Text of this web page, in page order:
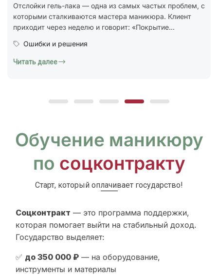
Ногтевой сервис. Карты типовых технологических
процессов. Общие...
Юридическая грамотность
Обучение маникюру
по соцконтракту
Старт, который оплачивает государство!
Соцконтракт — это программа поддержки,
которая помогает выйти на стабильный доход.
Государство выделяет:
✅ до 350 000 ₽ — на оборудование,
инструменты и материалы